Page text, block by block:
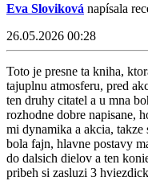
Eva Sloviková napísala
26.05.2026 00:28
Toto je presne ta kniha,
tajuplnu atmosferu, pred
ten druhy citatel a u mna
rozhodne dobre napisane,
mi dynamika a akcia, takze
bola fajn, hlavne postavy
do dalsich dielov a ten
pribeh si zasluzi 3